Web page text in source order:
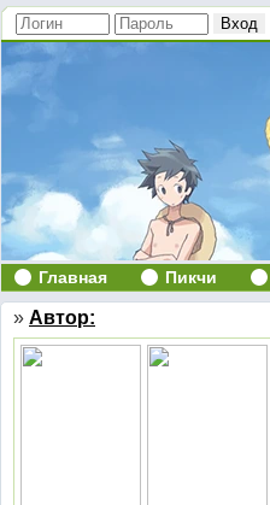
Главная Пикчи
» Автор: